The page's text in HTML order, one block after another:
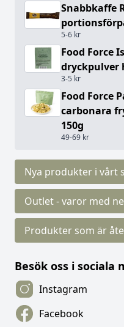
Snabbkaffe
5-6 kr
Food Force
dryckpulver
3-5 kr
Food Force
carbonara
150g
49-69 kr
Nya produkter i vårt
Outlet - varor med
Produkter som är
Besök oss i sociala
Instagram
Facebook